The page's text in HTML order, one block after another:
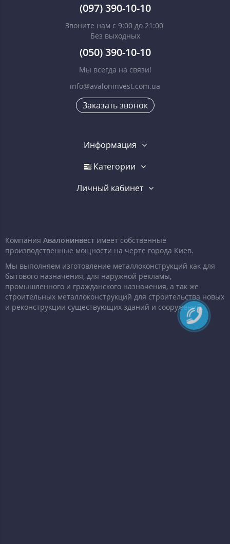
(097) 390-10-10
Звоните нам с 9:00 до 21:00
Без выходных
(050) 390-10-10
Мы всегда на связи!
info@avaloninvest.com.ua
Заказать звонок
Информация
Категории
Личный кабинет
Компания Авалонинвест имеет собственные
производственные мощности на черте города Киев.
Мы выполняем изготовление металлоконструкций как для
бытового назначения, для наружной рекламы,
промышленного и гражданского назначения, а так же
строительных металлоконструкций для строительства новых
и реконструкции существующих зданий и сооружений.